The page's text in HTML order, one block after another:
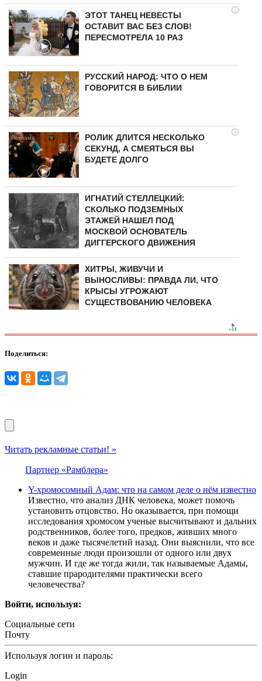
i
ЭТОТ ТАНЕЦ НЕВЕСТЫ
ОСТАВИТ ВАС БЕЗ СЛОВ!
ПЕРЕСМОТРЕЛА 10 РАЗ
РУССКИЙ НАРОД: ЧТО О НЕМ
ГОВОРИТСЯ В БИБЛИИ
i
РОЛИК ДЛИТСЯ НЕСКОЛЬКО
СЕКУНД, А СМЕЯТЬСЯ ВЫ
БУДЕТЕ ДОЛГО
ИГНАТИЙ СТЕЛЛЕЦКИЙ:
СКОЛЬКО ПОДЗЕМНЫХ
ЭТАЖЕЙ НАШЕЛ ПОД
МОСКВОЙ ОСНОВАТЕЛЬ
ДИГГЕРСКОГО ДВИЖЕНИЯ
ХИТРЫ, ЖИВУЧИ И
ВЫНОСЛИВЫ: ПРАВДА ЛИ, ЧТО
КРЫСЫ УГРОЖАЮТ
СУЩЕСТВОВАНИЮ ЧЕЛОВЕКА
Поделиться:
Читать рекламные статьи! »
Партнер «Рамблера»
Y-хромосомный Адам: что на самом деле о нём известно
Известно, что анализ ДНК человека, может помочь
установить отцовство. Но оказывается, при помощи
исследования хромосом ученые высчитывают и дальних
родственников, более того, предков, живших много
веков и даже тысячелетий назад. Они выяснили, что все
современные люди произошли от одного или двух
мужчин. И где же тогда жили, так называемые Адамы,
ставшие прародителями практически всего
человечества?
Войти, используя:
Социальные сети
Почту
Используя логин и пароль:
Login